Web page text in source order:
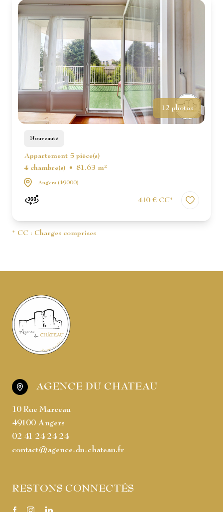
12 photos
Nouveauté
Appartement 5 pièce(s)
4 chambre(s)
81.63 m²
Angers (49000)
410 € CC*
* CC : Charges comprises
AGENCE DU CHATEAU
02 41 24 24 24
contact@agence-du-chateau.fr
10 Rue Marceau
49100 Angers
RESTONS CONNECTÉS